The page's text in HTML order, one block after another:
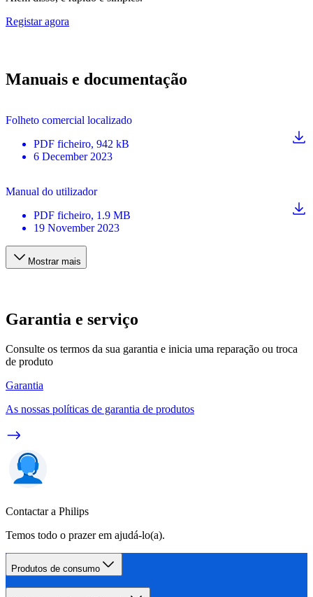
Registar agora
Manuais e documentação
Folheto comercial localizado
PDF ficheiro, 942 kB
6 December 2023
Manual do utilizador
PDF ficheiro, 1.9 MB
19 November 2023
Mostrar mais
Garantia e serviço
Consulte os termos da sua garantia e inicia uma reparação ou troca
de produto
Garantia
As nossas políticas de garantia de produtos
Contactar a Philips
Temos todo o prazer em ajudá-lo(a).
Produtos de consumo